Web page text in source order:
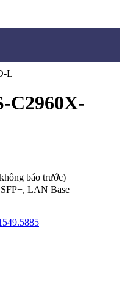
C2960X-
báo trước)
LAN Base